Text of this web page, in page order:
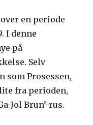
en periode
I denne
på
Selv
som Prosessen,
fra perioden,
Jol Brun’-rus.